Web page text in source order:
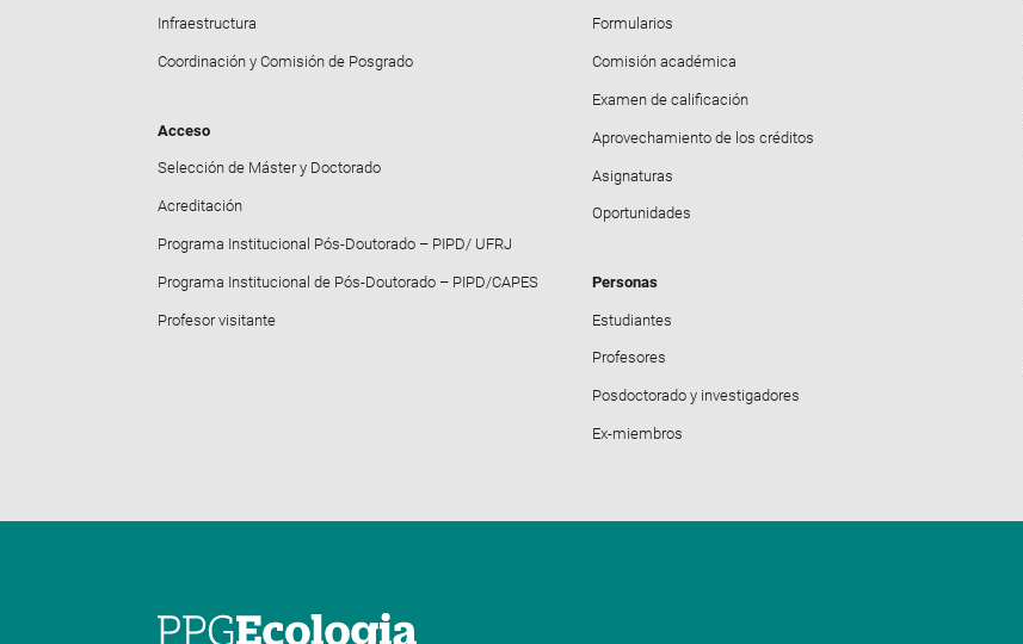
Infraestructura
Coordinación y Comisión de Posgrado
Acceso
Selección de Máster y Doctorado
Acreditación
Programa Institucional Pós-Doutorado – PIPD/ UFRJ
Programa Institucional de Pós-Doutorado – PIPD/CAPES
Profesor visitante
Formularios
Comisión académica
Examen de calificación
Aprovechamiento de los créditos
Asignaturas
Oportunidades
Personas
Estudiantes
Profesores
Posdoctorado y investigadores
Ex-miembros